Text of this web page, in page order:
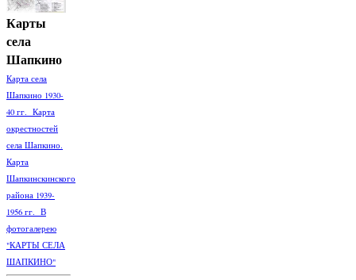
Карты
села
Шапкино
Карта села
Шапкино 1930-
40 гг. Карта
окрестностей
села Шапкино.
Карта
Шапкинскинского
района 1939-
1956 гг. В
фотогалерею
"КАРТЫ СЕЛА
ШАПКИНО"